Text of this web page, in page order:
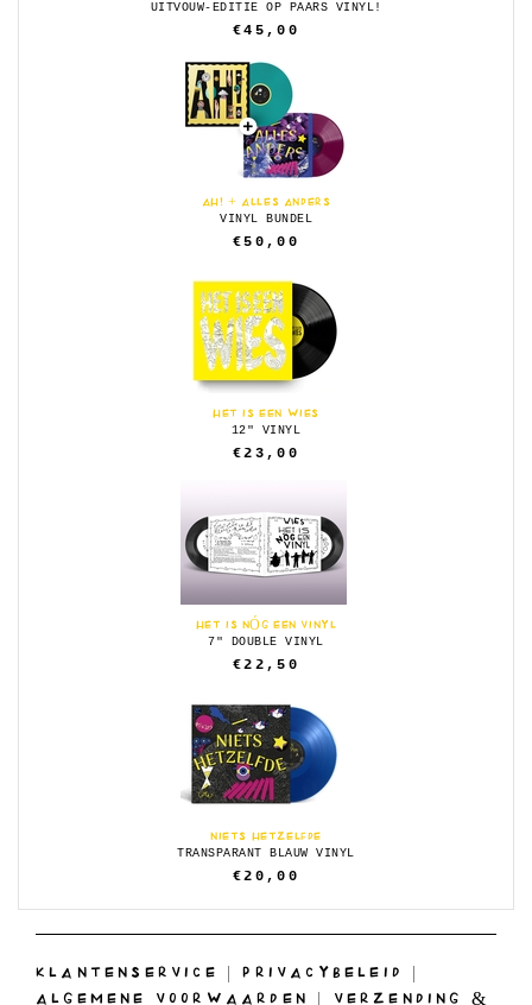
UITVOUW-EDITIE OP PAARS VINYL!
€45,00
AH! + ALLES ANDERS
VINYL BUNDEL
€50,00
HET IS EEN WIES
12" VINYL
€23,00
HET IS NÓG EEN VINYL
7" DOUBLE VINYL
€22,50
NIETS HETZELFDE
TRANSPARANT BLAUW VINYL
€20,00
KLANTENSERVICE |PRIVACYBELEID
ALGEMENE VOORWAARDEN
VERZENDING &